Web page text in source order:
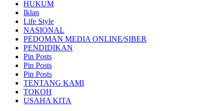
HUKUM
Iklan
Life Style
NASIONAL
PEDOMAN MEDIA ONLINE/SIBER
PENDIDIKAN
Pin Posts
Pin Posts
Pin Posts
TENTANG KAMI
TOKOH
USAHA KITA